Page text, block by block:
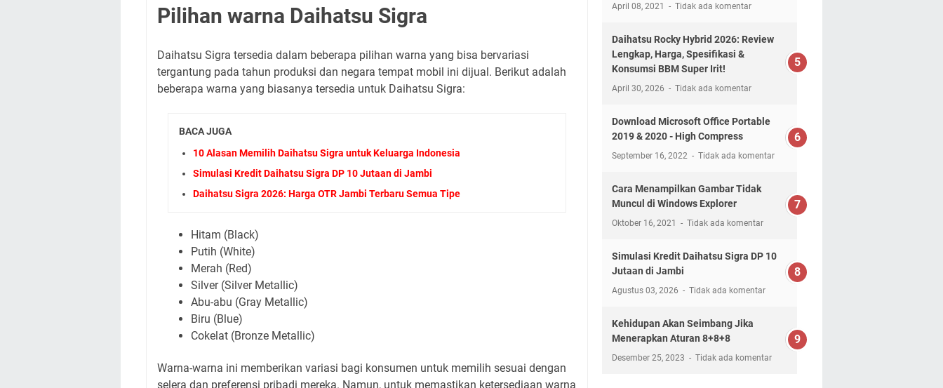
Pilihan warna Daihatsu Sigra
Daihatsu Sigra tersedia dalam beberapa pilihan warna yang bisa bervariasi
tergantung pada tahun produksi dan negara tempat mobil ini dijual. Berikut adalah
beberapa warna yang biasanya tersedia untuk Daihatsu Sigra:
BACA JUGA
10 Alasan Memilih Daihatsu Sigra untuk Keluarga Indonesia
Simulasi Kredit Daihatsu Sigra DP 10 Jutaan di Jambi
Daihatsu Sigra 2026: Harga OTR Jambi Terbaru Semua Tipe
Hitam (Black)
Putih (White)
Merah (Red)
Silver (Silver Metallic)
Abu-abu (Gray Metallic)
Biru (Blue)
Cokelat (Bronze Metallic)
Warna-warna ini memberikan variasi bagi konsumen untuk memilih sesuai dengan
selera dan preferensi pribadi mereka. Namun, untuk memastikan ketersediaan warna
April 08, 2021 Tidak ada komentar
Daihatsu Rocky Hybrid 2026: Review
Lengkap, Harga, Spesifikasi &
Konsumsi BBM Super Irit!
April 30, 2026 Tidak ada komentar
Download Microsoft Office Portable
2019 & 2020 - High Compress
September 16, 2022 Tidak ada komentar
Cara Menampilkan Gambar Tidak
Muncul di Windows Explorer
Oktober 16, 2021 Tidak ada komentar
Simulasi Kredit Daihatsu Sigra DP 10
Jutaan di Jambi
Agustus 03, 2026 Tidak ada komentar
Kehidupan Akan Seimbang Jika
Menerapkan Aturan 8+8+8
Desember 25, 2023 Tidak ada komentar